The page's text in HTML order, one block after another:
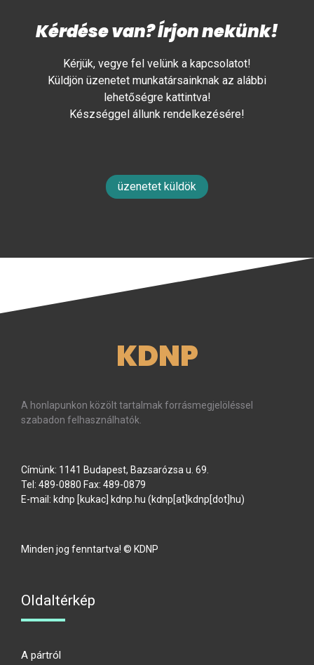
Kérdése van? Írjon nekünk!
Kérjük, vegye fel velünk a kapcsolatot!
Küldjön üzenetet munkatársainknak az alábbi
lehetőségre kattintva!
Készséggel állunk rendelkezésére!
üzenetet küldök
KDNP
A honlapunkon közölt tartalmak forrásmegjelöléssel
szabadon felhasználhatók.
Címünk: 1141 Budapest, Bazsarózsa u. 69.
Tel: 489-0880 Fax: 489-0879
E-mail: kdnp [kukac] kdnp.hu (kdnp[at]kdnp[dot]hu)
Minden jog fenntartva! © KDNP
Oldaltérkép
A pártról